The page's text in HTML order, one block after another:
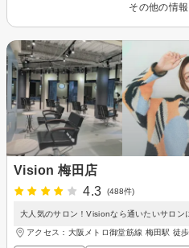
その他の情
Vision 梅田店
4.3
(488件)
大人気のサロン！Visionなら通いたいサロン
アクセス：大阪メトロ御堂筋線 梅田駅 徒